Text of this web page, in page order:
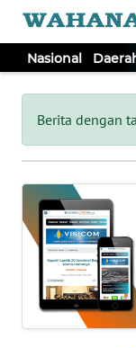
Nasional
Berita dengan
Tutup
NASIONAL
DAERAH
POLHUKAM
KRIMINAL